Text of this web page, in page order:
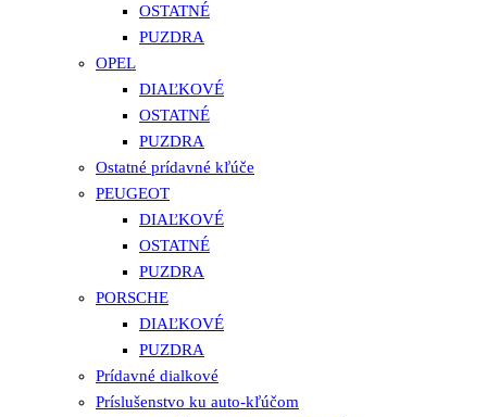
OSTATNÉ
PUZDRA
OPEL
DIAĽKOVÉ
OSTATNÉ
PUZDRA
Ostatné prídavné kľúče
PEUGEOT
DIAĽKOVÉ
OSTATNÉ
PUZDRA
PORSCHE
DIAĽKOVÉ
PUZDRA
Prídavné dialkové
Príslušenstvo ku auto-kľúčom